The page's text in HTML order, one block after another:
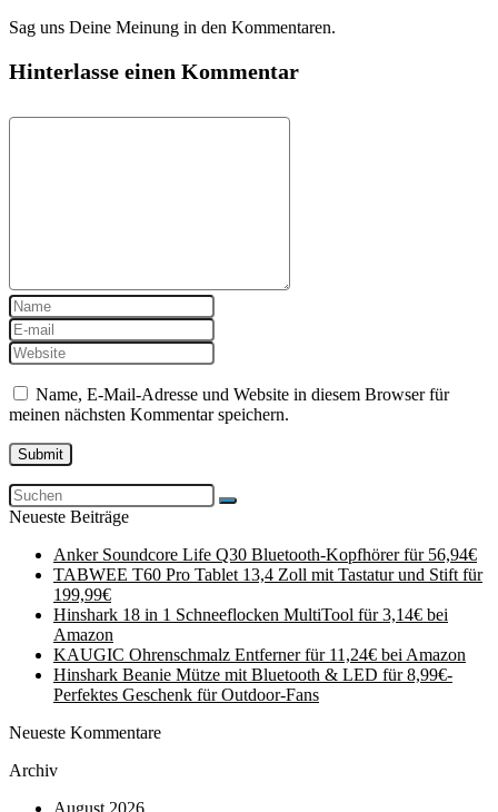
Sag uns Deine Meinung in den Kommentaren.
Hinterlasse einen Kommentar
Name, E-Mail-Adresse und Website in diesem Browser für
meinen nächsten Kommentar speichern.
Neueste Beiträge
Anker Soundcore Life Q30 Bluetooth-Kopfhörer für 56,94€
TABWEE T60 Pro Tablet 13,4 Zoll mit Tastatur und Stift für
199,99€
Hinshark 18 in 1 Schneeflocken MultiTool für 3,14€ bei
Amazon
KAUGIC Ohrenschmalz Entferner für 11,24€ bei Amazon
Hinshark Beanie Mütze mit Bluetooth & LED für 8,99€-
Perfektes Geschenk für Outdoor-Fans
Neueste Kommentare
Archiv
August 2026